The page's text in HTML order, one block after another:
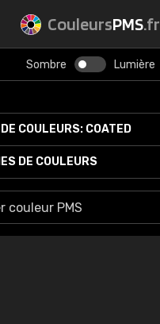
CouleursPMS.fr
Sombre Lumière
COULEURS: COATED
DE COULEURS